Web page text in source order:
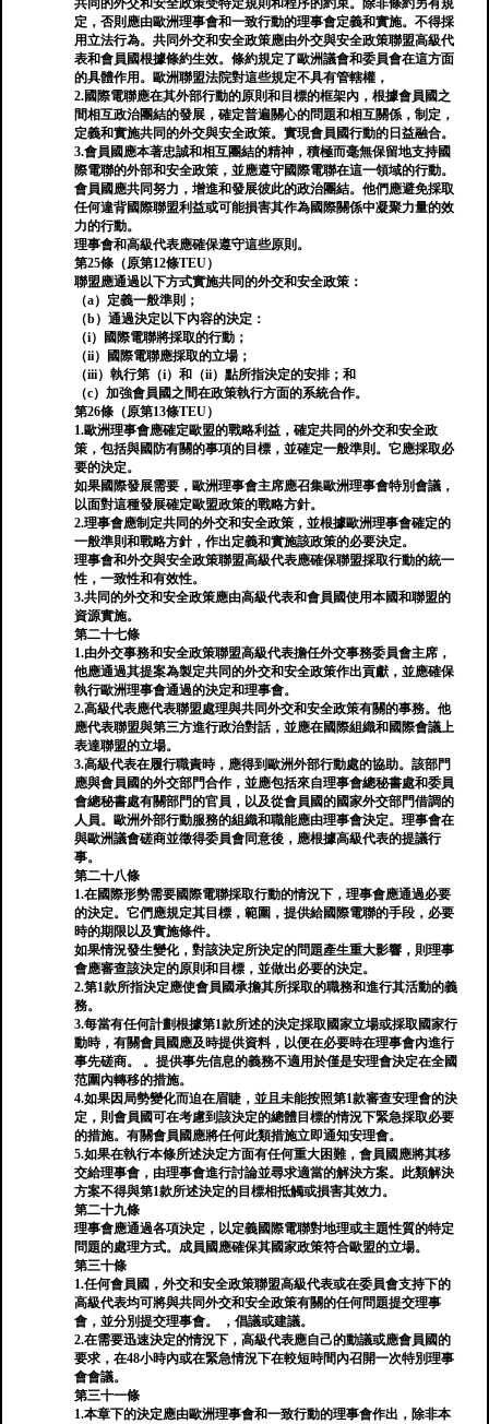
共同的外交和安全政策受特定規則和程序的約束。除非條約另有規
定，否則應由歐洲理事會和一致行動的理事會定義和實施。不得採
用立法行為。共同外交和安全政策應由外交與安全政策聯盟高級代
表和會員國根據條約生效。條約規定了歐洲議會和委員會在這方面
的具體作用。歐洲聯盟法院對這些規定不具有管轄權，
2.國際電聯應在其外部行動的原則和目標的框架內，根據會員國之
間相互政治團結的發展，確定普遍關心的問題和相互關係，制定，
定義和實施共同的外交與安全政策。實現會員國行動的日益融合。
3.會員國應本著忠誠和相互團結的精神，積極而毫無保留地支持國
際電聯的外部和安全政策，並應遵守國際電聯在這一領域的行動。
會員國應共同努力，增進和發展彼此的政治團結。他們應避免採取
任何違背國際聯盟利益或可能損害其作為國際關係中凝聚力量的效
力的行動。
理事會和高級代表應確保遵守這些原則。
第25條（原第12條TEU）
聯盟應通過以下方式實施共同的外交和安全政策：
（a）定義一般準則；
（b）通過決定以下內容的決定：
（i）國際電聯將採取的行動；
（ii）國際電聯應採取的立場；
（iii）執行第（i）和（ii）點所指決定的安排；和
（c）加強會員國之間在政策執行方面的系統合作。
第26條（原第13條TEU）
1.歐洲理事會應確定歐盟的戰略利益，確定共同的外交和安全政
策，包括與國防有關的事項的目標，並確定一般準則。它應採取必
要的決定。
如果國際發展需要，歐洲理事會主席應召集歐洲理事會特別會議，
以面對這種發展確定歐盟政策的戰略方針。
2.理事會應制定共同的外交和安全政策，並根據歐洲理事會確定的
一般準則和戰略方針，作出定義和實施該政策的必要決定。
理事會和外交與安全政策聯盟高級代表應確保聯盟採取行動的統一
性，一致性和有效性。
3.共同的外交和安全政策應由高級代表和會員國使用本國和聯盟的
資源實施。
第二十七條
1.由外交事務和安全政策聯盟高級代表擔任外交事務委員會主席，
他應通過其提案為製定共同的外交和安全政策作出貢獻，並應確保
執行歐洲理事會通過的決定和理事會。
2.高級代表應代表聯盟處理與共同外交和安全政策有關的事務。他
應代表聯盟與第三方進行政治對話，並應在國際組織和國際會議上
表達聯盟的立場。
3.高級代表在履行職責時，應得到歐洲外部行動處的協助。該部門
應與會員國的外交部門合作，並應包括來自理事會總秘書處和委員
會總秘書處有關部門的官員，以及從會員國的國家外交部門借調的
人員。歐洲外部行動服務的組織和職能應由理事會決定。理事會在
與歐洲議會磋商並徵得委員會同意後，應根據高級代表的提議行
事。
第二十八條
1.在國際形勢需要國際電聯採取行動的情況下，理事會應通過必要
的決定。它們應規定其目標，範圍，提供給國際電聯的手段，必要
時的期限以及實施條件。
如果情況發生變化，對該決定所決定的問題產生重大影響，則理事
會應審查該決定的原則和目標，並做出必要的決定。
2.第1款所指決定應使會員國承擔其所採取的職務和進行其活動的義
務。
3.每當有任何計劃根據第1款所述的決定採取國家立場或採取國家行
動時，有關會員國應及時提供資料，以便在必要時在理事會內進行
事先磋商。 。提供事先信息的義務不適用於僅是安理會決定在全國
范圍內轉移的措施。
4.如果因局勢變化而迫在眉睫，並且未能按照第1款審查安理會的決
定，則會員國可在考慮到該決定的總體目標的情況下緊急採取必要
的措施。有關會員國應將任何此類措施立即通知安理會。
5.如果在執行本條所述決定方面有任何重大困難，會員國應將其移
交給理事會，由理事會進行討論並尋求適當的解決方案。此類解決
方案不得與第1款所述決定的目標相抵觸或損害其效力。
第二十九條
理事會應通過各項決定，以定義國際電聯對地理或主題性質的特定
問題的處理方式。成員國應確保其國家政策符合歐盟的立場。
第三十條
1.任何會員國，外交和安全政策聯盟高級代表或在委員會支持下的
高級代表均可將與共同外交和安全政策有關的任何問題提交理事
會，並分別提交理事會。 ，倡議或建議。
2.在需要迅速決定的情況下，高級代表應自己的動議或應會員國的
要求，在48小時內或在緊急情況下在較短時間內召開一次特別理事
會會議。
第三十一條
1.本章下的決定應由歐洲理事會和一致行動的理事會作出，除非本